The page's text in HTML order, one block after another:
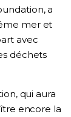
a
mer et
avec
déchets
qui aura
encore la